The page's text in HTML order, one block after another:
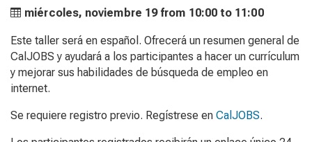
miércoles, noviembre 19 from 10:00 to 11:00
Este taller será en español. Ofrecerá un resumen general de
CalJOBS y ayudará a los participantes a hacer un currículum
y mejorar sus habilidades de búsqueda de empleo en
internet.
Se requiere registro previo. Regístrese en CalJOBS.